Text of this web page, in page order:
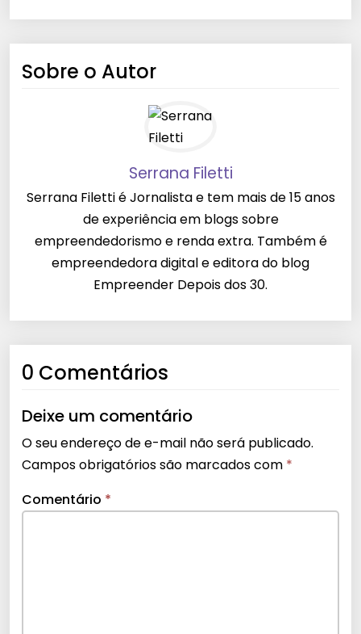
Sobre o Autor
Serrana Filetti
Serrana Filetti é Jornalista e tem mais de 15 anos
de experiência em blogs sobre
empreendedorismo e renda extra. Também é
empreendedora digital e editora do blog
Empreender Depois dos 30.
0 Comentários
Deixe um comentário
O seu endereço de e-mail não será publicado.
Campos obrigatórios são marcados com *
Comentário *